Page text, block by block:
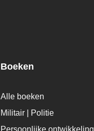
Boeken
Alle boeken
Militair | Politie